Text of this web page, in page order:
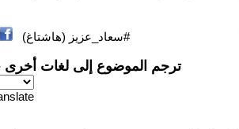
#سعاد_عزيز (هاشتاغ)
ترجم الموضوع إلى لغات أخرى